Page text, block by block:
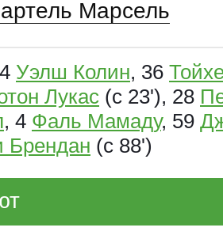
Марсель
Уэлш Колин, 36
Лукас (с 23'), 28
, 4 Фаль Мамаду, 59
Брендан (с 88')